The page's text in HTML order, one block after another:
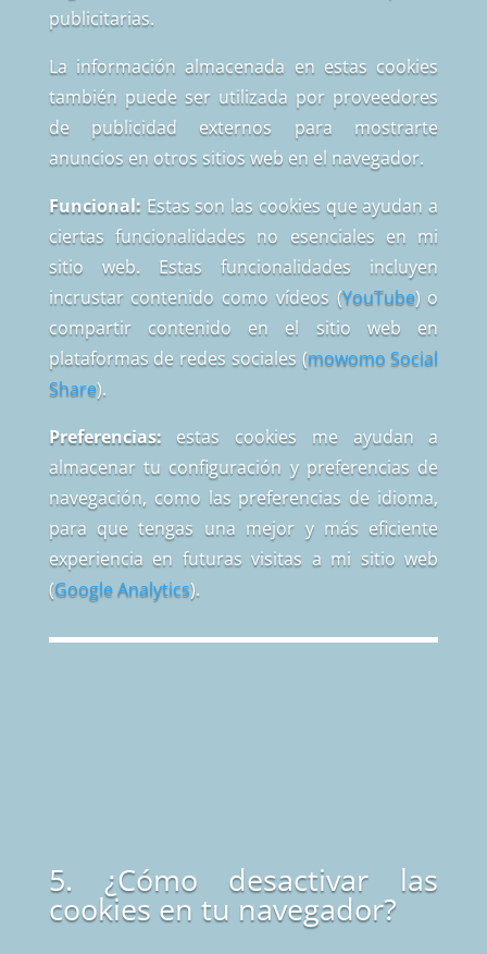
publicitarias.
La información almacenada en estas cookies
también puede ser utilizada por proveedores
de publicidad externos para mostrarte
anuncios en otros sitios web en el navegador.
Funcional: Estas son las cookies que ayudan a
ciertas funcionalidades no esenciales en mi
sitio web. Estas funcionalidades incluyen
incrustar contenido como vídeos (YouTube) o
compartir contenido en el sitio web en
plataformas de redes sociales (mowomo Social
Share).
Preferencias: estas cookies me ayudan a
almacenar tu configuración y preferencias de
navegación, como las preferencias de idioma,
para que tengas una mejor y más eficiente
experiencia en futuras visitas a mi sitio web
(Google Analytics).
5. ¿Cómo desactivar las
cookies en tu navegador?